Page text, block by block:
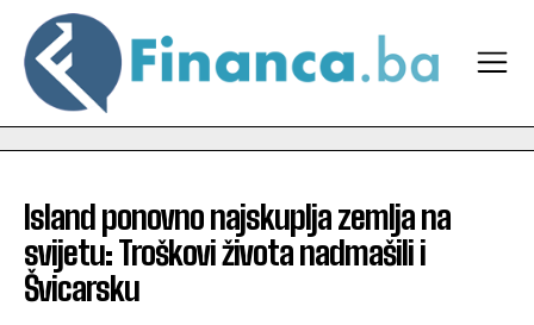
Island ponovno najskuplja zemlja na
svijetu: Troškovi života nadmašili i
Švicarsku